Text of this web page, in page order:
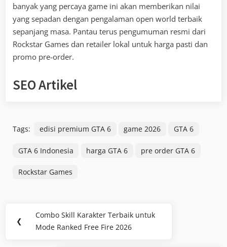
banyak yang percaya game ini akan memberikan nilai
yang sepadan dengan pengalaman open world terbaik
sepanjang masa. Pantau terus pengumuman resmi dari
Rockstar Games dan retailer lokal untuk harga pasti dan
promo pre-order.
SEO Artikel
Tags: edisi premium GTA 6 game 2026 GTA 6
GTA 6 Indonesia harga GTA 6 pre order GTA 6
Rockstar Games
navigation
❮
Previous
Post:
Combo Skill Karakter Terbaik untuk
Mode Ranked Free Fire 2026